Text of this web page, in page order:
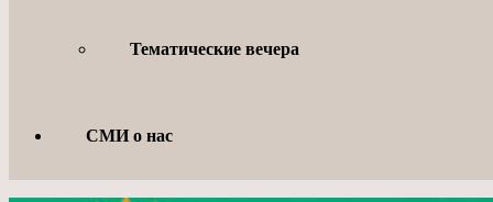
Тематические вечера
СМИ о нас